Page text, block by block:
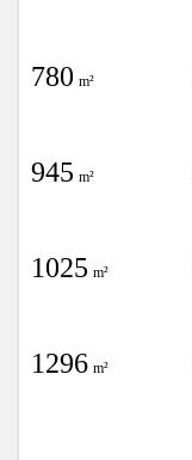
780 m²
945 m²
1025 m²
1296 m²